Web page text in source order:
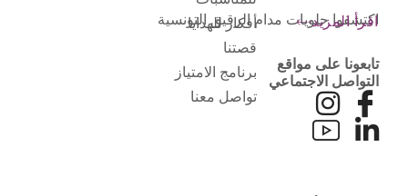
اكتشفوا حلويات مدام الرقيق التونسية
اقرأ المزيد
تابعونا على مواقع
التواصل الاجتماعي
أفكار للهدايا
قصتنا
برنامج الامتياز
تواصل معنا